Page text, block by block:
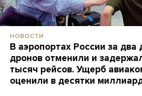
НОВОСТИ
В аэропортах России за два
дронов отменили и
тысяч рейсов. Ущерб
оценили в десятки